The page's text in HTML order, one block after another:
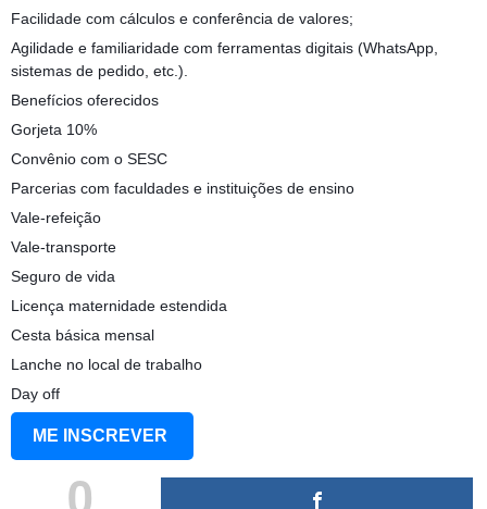
Facilidade com cálculos e conferência de valores;
Agilidade e familiaridade com ferramentas digitais (WhatsApp,
sistemas de pedido, etc.).
Benefícios oferecidos
Gorjeta 10%
Convênio com o SESC
Parcerias com faculdades e instituições de ensino
Vale-refeição
Vale-transporte
Seguro de vida
Licença maternidade estendida
Cesta básica mensal
Lanche no local de trabalho
Day off
ME INSCREVER
0